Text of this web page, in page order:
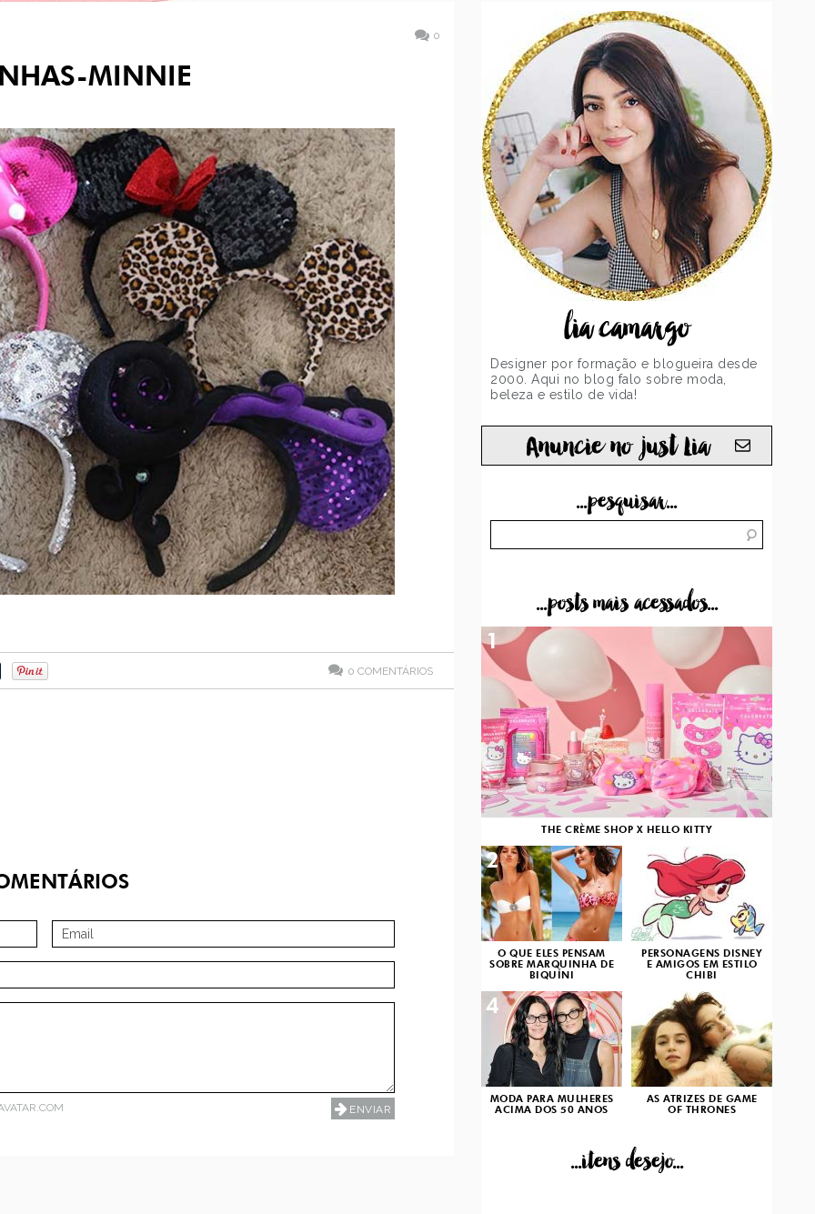
0
MINNIE
0 COMENTÁRIOS
lia camargo
Designer por formação e blogueira desde
2000. Aqui no blog falo sobre moda,
beleza e estilo de vida!
Anuncie no just Lia
...pesquisar...
...posts mais acessados...
THE CRÈME SHOP X HELLO KITTY
1
O QUE ELES PENSAM
SOBRE MARQUINHA DE
BIQUÍNI
2
PERSONAGENS DISNEY
E AMIGOS EM ESTILO
CHIBI
3
MODA PARA MULHERES
ACIMA DOS 50 ANOS
4
AS ATRIZES DE GAME
OF THRONES
...itens desejo...